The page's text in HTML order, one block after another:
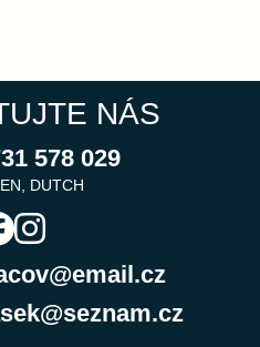
NÁS
578 029
DUTCH